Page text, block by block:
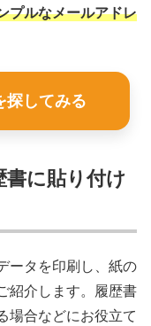
プルなメールアドレ
探してみる
に貼り付け
ータを印刷し、紙の
紹介します。履歴書
場合などにお役立て